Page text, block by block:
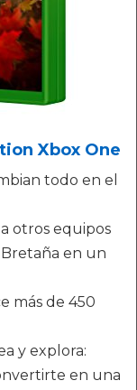
Xbox One
todo en el
otros equipos
en un
más de 450
y explora:
en una